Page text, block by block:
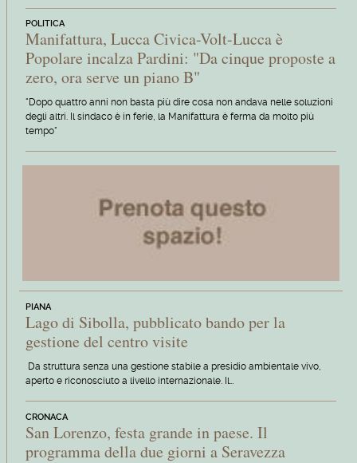
POLITICA
Manifattura, Lucca Civica-Volt-Lucca è
Popolare incalza Pardini: "Da cinque proposte a
zero, ora serve un piano B"
"Dopo quattro anni non basta più dire cosa non andava nelle soluzioni
degli altri. Il sindaco è in ferie, la Manifattura è ferma da molto più
tempo"
PIANA
Lago di Sibolla, pubblicato bando per la
gestione del centro visite
Da struttura senza una gestione stabile a presidio ambientale vivo,
aperto e riconosciuto a livello internazionale. Il…
CRONACA
San Lorenzo, festa grande in paese. Il
programma della due giorni a Seravezza